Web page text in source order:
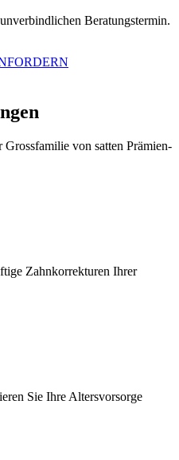
Beratungstermin.
von satten Prämien-
Zahnkorrekturen Ihrer
Sie Ihre Altersvorsorge